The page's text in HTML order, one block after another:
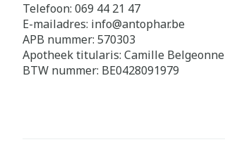
Telefoon: 069 44 21 47
E-mailadres: info@antophar.be
APB nummer: 570303
Apotheek titularis: Camille Belgeonne
BTW nummer: BE0428091979